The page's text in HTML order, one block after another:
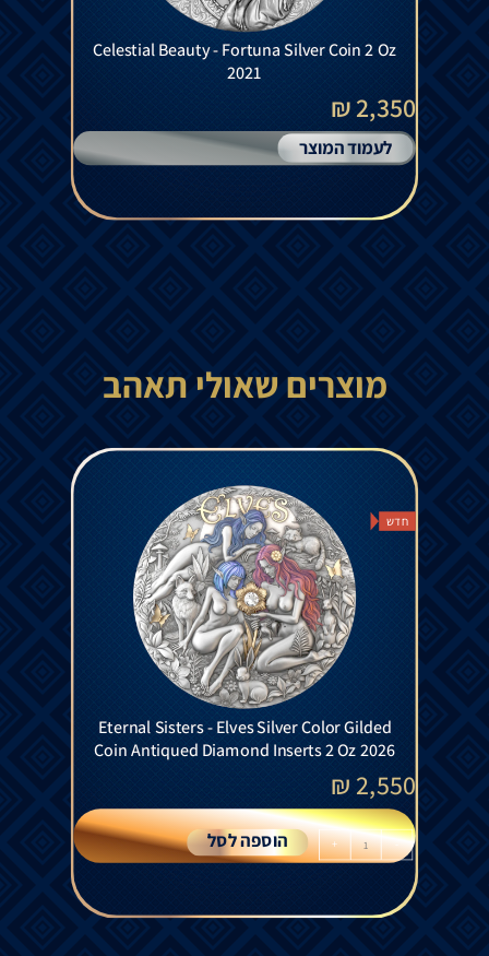
Celestial Beauty - Fortuna Silver Coin 2 Oz
2021
2,350 ₪
לעמוד המוצר
מוצרים שאולי תאהב
חדש
Eternal Sisters - Elves Silver Color Gilded
Coin Antiqued Diamond Inserts 2 Oz 2026
2,550
₪
-
+ הוספה לסל